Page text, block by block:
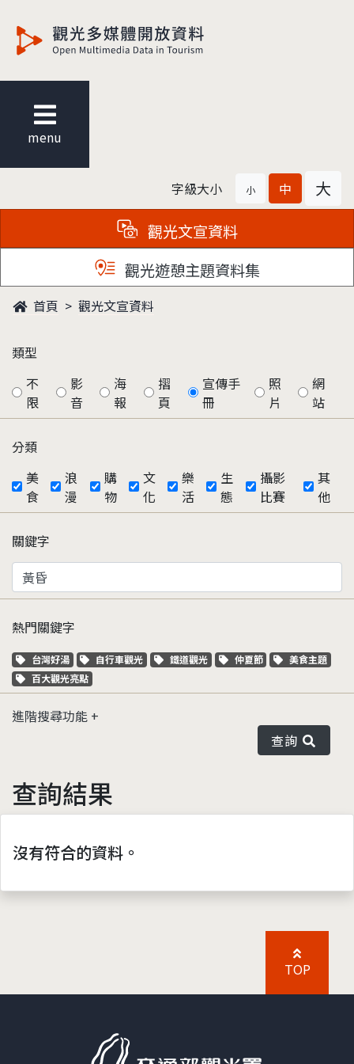
menu
字級大小 小 中 大
觀光文宣資料
觀光遊憩主題資料集
首頁 觀光文宣資料
類型
不
限
影
音
海
報
摺
頁
宣傳手
冊
照
片
網
站
分類
美
食
浪
漫
購
物
文
化
樂
活
生
態
攝影
比賽
其
他
關鍵字
熱門關鍵字
關鍵字標籤
台灣好湯 關鍵字標籤
自行車觀光 關鍵字標籤
鐵道觀光 關鍵字標籤
仲夏節 關鍵字標籤
美食主題
關鍵字標籤
百大觀光亮點
進階搜尋功能
查詢
查詢結果
沒有符合的資料。
TOP